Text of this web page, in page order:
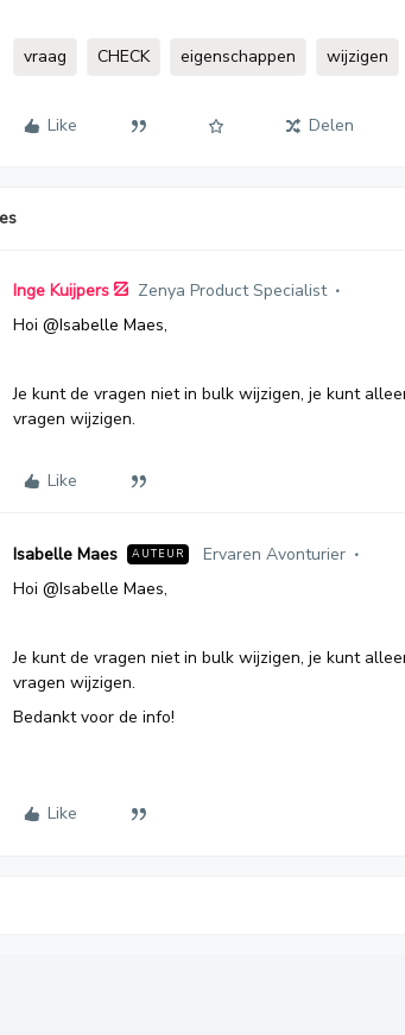
vraag CHECK eigenschappen wijzigen
Like Delen
Inge Kuijpers Zenya Product Specialist
Hoi @Isabelle Maes,
Je kunt de vragen niet in bulk wijzigen, je kunt
vragen wijzigen.
Like
Isabelle Maes AUTEUR Ervaren Avonturier
Hoi @Isabelle Maes,
Je kunt de vragen niet in bulk wijzigen, je kunt
vragen wijzigen.
Bedankt voor de info!
Like